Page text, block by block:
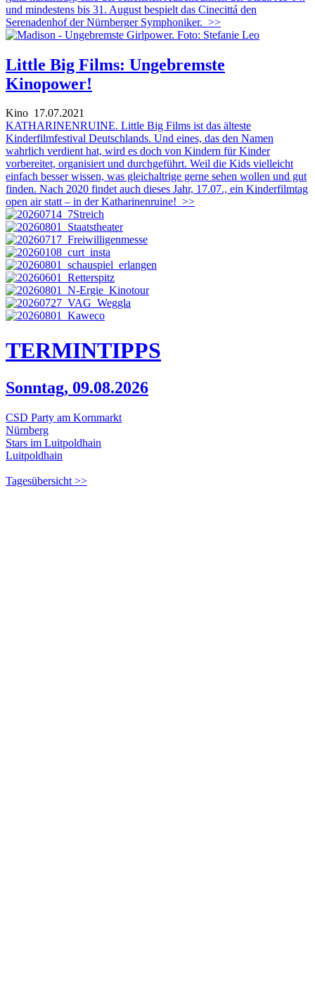
und mindestens bis 31. August bespielt das Cinecittá den
Serenadenhof der Nürnberger Symphoniker. >>
Little Big Films: Ungebremste
Kinopower!
Kino 17.07.2021
KATHARINENRUINE. Little Big Films ist das älteste
Kinderfilmfestival Deutschlands. Und eines, das den Namen
wahrlich verdient hat, wird es doch von Kindern für Kinder
vorbereitet, organisiert und durchgeführt. Weil die Kids vielleicht
einfach besser wissen, was gleichaltrige gerne sehen wollen und gut
finden. Nach 2020 findet auch dieses Jahr, 17.07., ein Kinderfilmtag
open air statt – in der Katharinenruine! >>
TERMINTIPPS
Sonntag, 09.08.2026
CSD Party am Kornmarkt
Nürnberg
Stars im Luitpoldhain
Luitpoldhain
Tagesübersicht >>